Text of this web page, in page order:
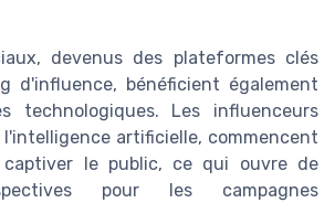
devenus des plateformes clés
d'influence, bénéficient également
technologiques. Les influenceurs
artificielle, commencent
le public, ce qui ouvre de
pour les campagnes